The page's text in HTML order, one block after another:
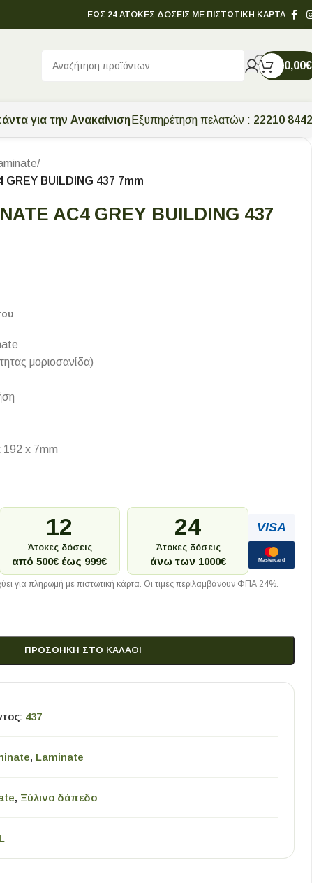
ΕΩΣ 24 ΑΤΟΚΕΣ ΔΟΣΕΙΣ ΜΕ ΠΙΣΤΩΤΙΚΗ ΚΑΡΤΑ
0,00€
για την Ανακαίνιση Εξυπηρέτηση πελατών : 22210
/
BUILDING 437 7mm
AC4 GREY BUILDING 437
μοριοσανίδα)
192 x 7mm
12
Άτοκες δόσεις
από 500€ έως 999€
24
Άτοκες δόσεις
άνω των 1000€
VISA
Mastercard
για πληρωμή με πιστωτική κάρτα. Οι τιμές περιλαμβάνουν ΦΠΑ 24%.
ΠΡΟΣΘΉΚΗ ΣΤΟ ΚΑΛΆΘΙ
437
, Laminate
, Ξύλινο δάπεδο